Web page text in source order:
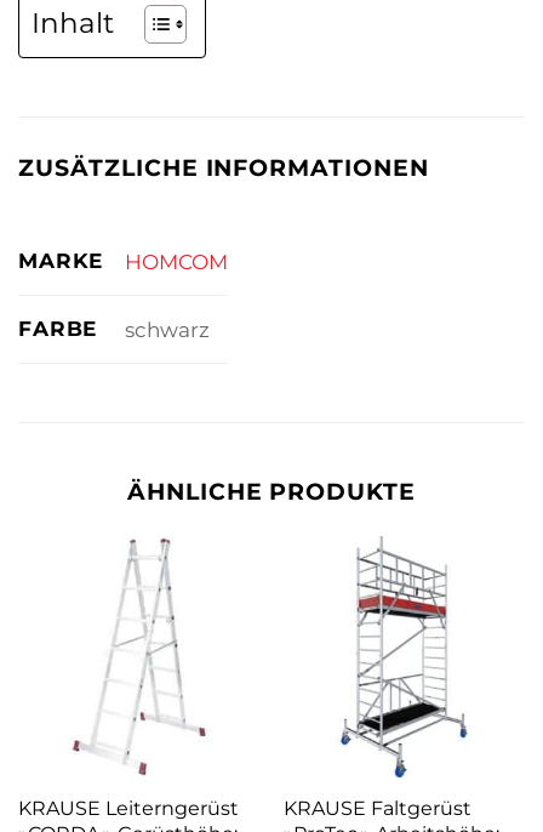
Inhalt
ZUSÄTZLICHE INFORMATIONEN
MARKE HOMCOM
FARBE schwarz
ÄHNLICHE PRODUKTE
KRAUSE Leiterngerüst
KRAUSE Faltgerüst